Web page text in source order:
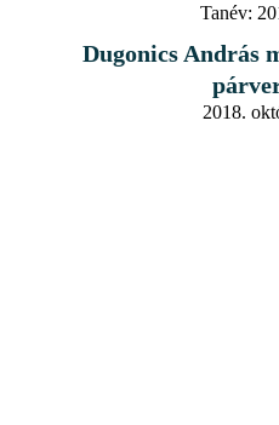
Tanév:
Dugonics András
2018.